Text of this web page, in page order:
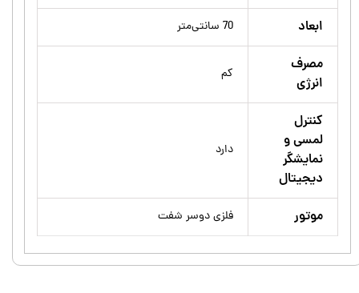
ابعاد 70 سانتی‌متر
مصرف
انرژی
کم
کنترل
لمسی و
نمایشگر
دیجیتال
دارد
موتور فلزی دوسر شفت